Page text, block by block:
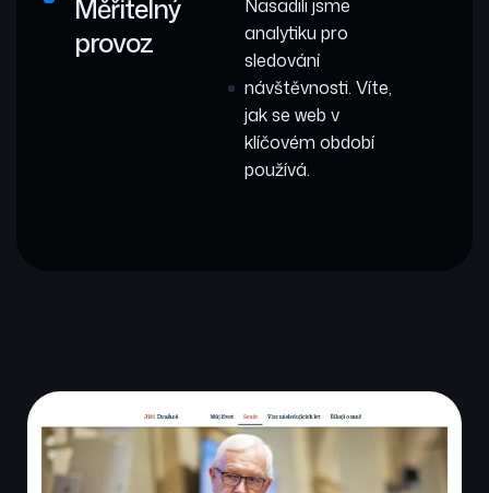
Měřitelný
provoz
Nasadili jsme
analytiku pro
sledování
návštěvnosti. Víte,
jak se web v
klíčovém období
používá.